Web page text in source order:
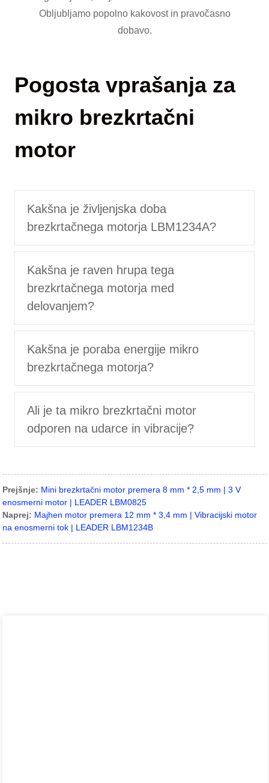
Obljubljamo popolno kakovost in pravočasno
dobavo.
Pogosta vprašanja za
mikro brezkrtačni
motor
Kakšna je življenjska doba
brezkrtačnega motorja LBM1234A?
Kakšna je raven hrupa tega
brezkrtačnega motorja med
delovanjem?
Kakšna je poraba energije mikro
brezkrtačnega motorja?
Ali je ta mikro brezkrtačni motor
odporen na udarce in vibracije?
Prejšnje: Mini brezkrtačni motor premera 8 mm * 2,5 mm | 3 V
enosmerni motor | LEADER LBM0825
Naprej: Majhen motor premera 12 mm * 3,4 mm | Vibracijski motor
na enosmerni tok | LEADER LBM1234B